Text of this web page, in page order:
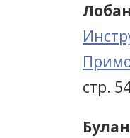
стр.